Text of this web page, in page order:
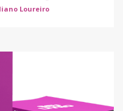
Loureiro